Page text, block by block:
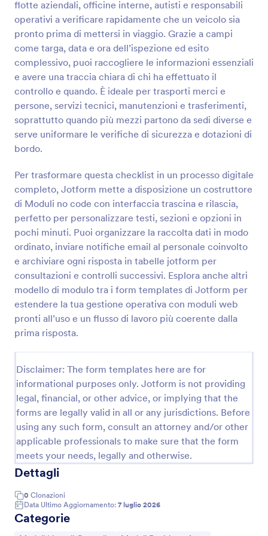
flotte aziendali, officine interne, autisti e responsabili
operativi a verificare rapidamente che un veicolo sia
pronto prima di mettersi in viaggio. Grazie a campi
come targa, data e ora dell’ispezione ed esito
complessivo, puoi raccogliere le informazioni essenziali
e avere una traccia chiara di chi ha effettuato il
controllo e quando. È ideale per trasporti merci e
persone, servizi tecnici, manutenzioni e trasferimenti,
soprattutto quando più mezzi partono da sedi diverse e
serve uniformare le verifiche di sicurezza e dotazioni di
bordo.
Per trasformare questa checklist in un processo digitale
completo, Jotform mette a disposizione un costruttore
di Moduli no code con interfaccia trascina e rilascia,
perfetto per personalizzare testi, sezioni e opzioni in
pochi minuti. Puoi organizzare la raccolta dati in modo
ordinato, inviare notifiche email al personale coinvolto
e archiviare ogni risposta in tabelle jotform per
consultazioni e controlli successivi. Esplora anche altri
modello di modulo tra i form templates di Jotform per
estendere la tua gestione operativa con moduli web
pronti all’uso e un flusso di lavoro più coerente dalla
prima risposta.
Disclaimer: The form templates here are for
informational purposes only. Jotform is not providing
legal, financial, or other advice, or implying that the
forms are legally valid in all or any jurisdictions. Before
using any such form, consult an attorney and/or other
applicable professionals to make sure that the form
meets your needs, legally and otherwise.
Dettagli
0 Clonazioni
Data Ultimo Aggiornamento: 7 luglio 2026
Categorie
Anteprima
Scheda Di Ispezione Giornaliera Del Veicolo
Raccogli controlli e segnalazioni per la flotta con la
Scheda di Ispezione Giornaliera del Veicolo Modulo
di Jotform, ideale per aziende con mezzi condivisi
che vogliono migliorare la data collection e la
gestione della risposta.
Go to Category:
Moduli Revisione Auto
Usa Template
Anteprima